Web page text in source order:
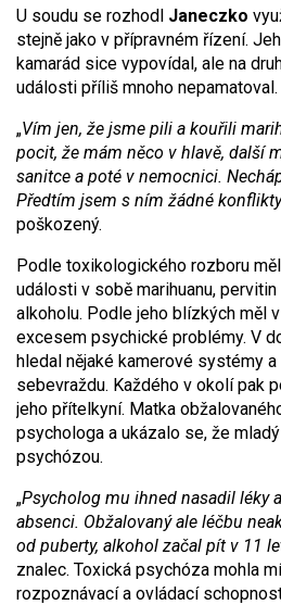
U soudu se rozhodl Janeczko
stejně jako v přípravném řízení.
kamarád sice vypovídal, ale na
události příliš mnoho nepamatoval.
„Vím jen, že jsme pili a kouřili
pocit, že mám něco v hlavě, další
sanitce a poté v nemocnici.
Předtím jsem s ním žádné
poškozený.
Podle toxikologického rozboru
události v sobě marihuanu,
alkoholu. Podle jeho blízkých měl
excesem psychické problémy. V
hledal nějaké kamerové systémy
sebevraždu. Každého v okolí pak
jeho přítelkyní. Matka
psychologa a ukázalo se, že
psychózou.
„Psycholog mu ihned nasadil léky
absenci. Obžalovaný ale léčbu
od puberty, alkohol začal pít v 11
znalec. Toxická psychóza mohla
rozpoznávací a ovládací